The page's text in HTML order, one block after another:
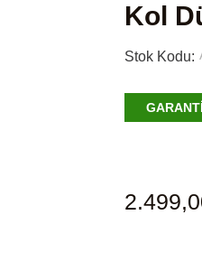
Kol
Stok Kodu: